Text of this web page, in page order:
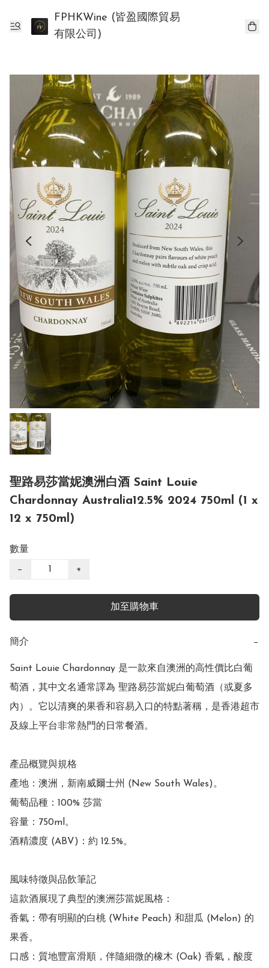
FPHKWine (皆盈國際貿易
有限公司)
聖路易莎當妮澳洲白酒 Saint Louie
Chardonnay Australia12.5% 2024 750ml (1 x
12 x 750ml)
數量
− +
加至購物車
簡介 −
Saint Louie Chardonnay 是一款來自澳洲的高性價比白葡
萄酒，其中文名通常譯為 聖路易莎當妮白葡萄酒（或夏多
內）。它以清爽的果香和容易入口的特點著稱，是香港超市
及線上平台非常熱門的日常餐酒。
產品概覽與規格
產地：澳洲，新南威爾士州 (New South Wales)。
葡萄品種：100% 莎當
容量：750ml。
酒精濃度 (ABV)：約 12.5%。
風味特徵與品飲筆記
這款酒展現了典型的澳洲莎當妮風格：
香氣：帶有明顯的白桃 (White Peach) 和甜瓜 (Melon) 的
果香。
口感：質地豐富滑順，伴隨細微的橡木 (Oak) 香氣，酸度